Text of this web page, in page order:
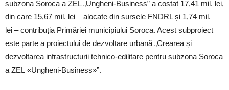
subzona Soroca a ZEL „Ungheni-Business” a costat 17,41 mil. lei,
din care 15,67 mil. lei – alocate din sursele FNDRL și 1,74 mil.
lei – contribuția Primăriei municipiului Soroca. Acest subproiect
este parte a proiectului de dezvoltare urbană „Crearea și
dezvoltarea infrastructurii tehnico-edilitare pentru subzona Soroca
a ZEL «Ungheni-Business»”.